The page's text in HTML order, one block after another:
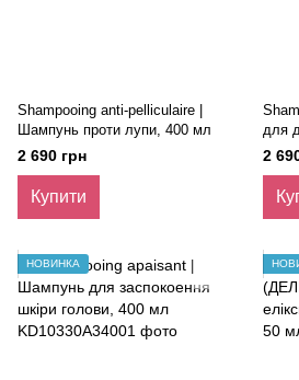
Shampooing anti-pelliculaire |
Шампунь проти лупи, 400 мл
2 690 грн
Купити
для
2
НОВИНКА